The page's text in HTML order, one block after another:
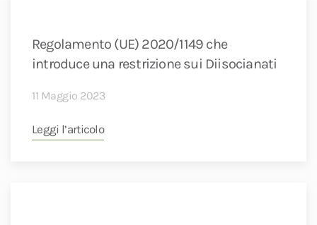
Regolamento (UE) 2020/1149 che
introduce una restrizione sui Diisocianati
11 Maggio 2023
Leggi l’articolo